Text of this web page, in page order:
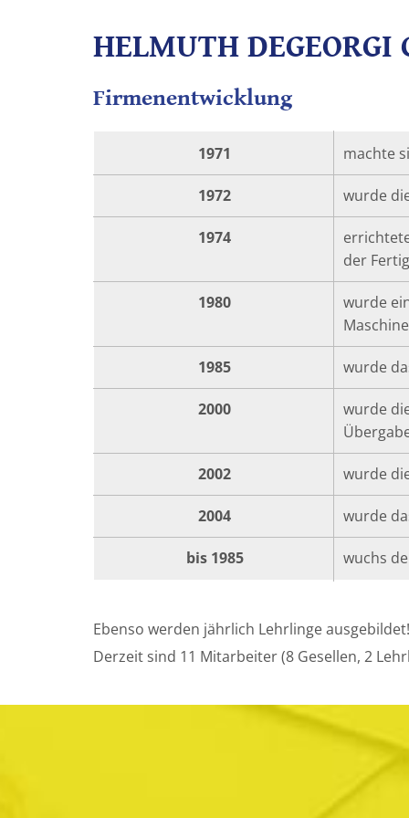
HELMUTH
Firmenentwicklung
1971 machte
1972 wurde
1974
der
1980
wurde
1985 wurde
2000
wurde
2002 wurde
2004 wurde
bis 1985 wuchs
Ebenso werden jährlich Lehrlinge ausgebildet!
Derzeit sind 11 Mitarbeiter (8 Gesellen, 2